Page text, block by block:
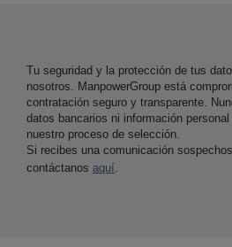
Tu seguridad y la protección de tus
nosotros. ManpowerGroup está
contratación seguro y transparente.
datos bancarios ni información
nuestro proceso de selección.
Si recibes una comunicación
contáctanos aquí.